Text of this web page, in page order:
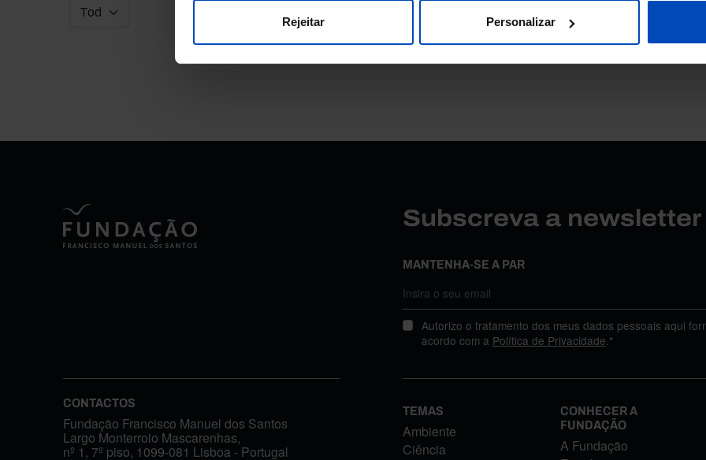
Rejeitar Personalizar
Subscreva a
MANTENHA-SE A PAR
Autorizo o tratamento dos meus dados pessoais aqui
acordo com a Política de Privacidade.*
CONTACTOS
Fundação Francisco Manuel dos Santos
Largo Monterroio Mascarenhas,
nº 1, 7º piso, 1099-081 Lisboa - Portugal
TEMAS
Ambiente
Ciência
CONHECER A
FUNDAÇÃO
A Fundação